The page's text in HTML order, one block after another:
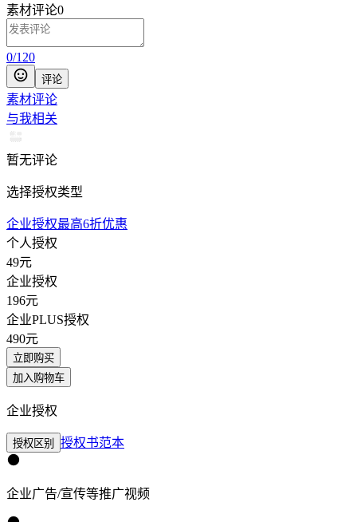
素材评论0
0/120
评论
素材评论
与我相关
暂无评论
选择授权类型
企业授权最高6折优惠
个人授权
49元
企业授权
196元
企业PLUS授权
490元
立即购买
加入购物车
企业授权
授权区别 授权书范本
企业广告/宣传等推广视频